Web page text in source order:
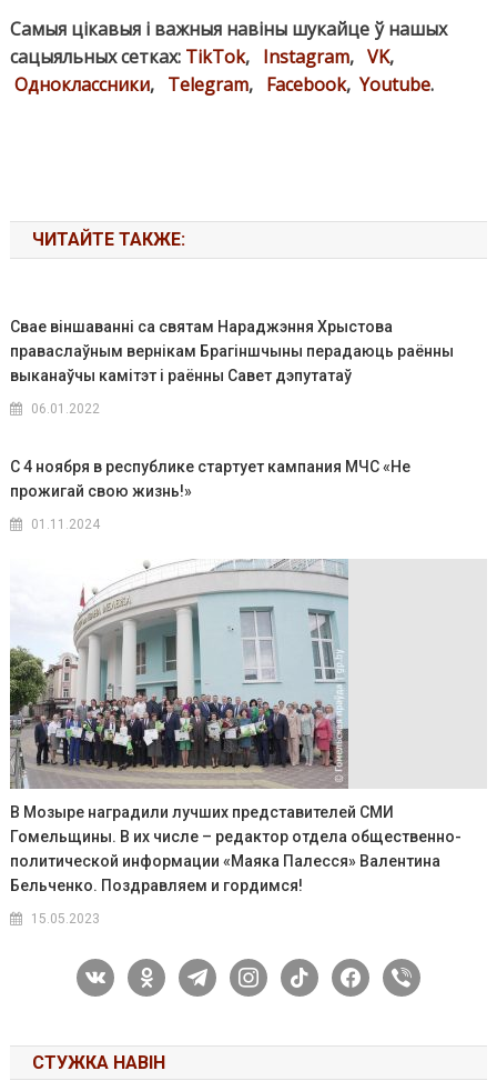
Самыя цікавыя і важныя навіны шукайце ў нашых
сацыяльных сетках: TikTok, Instagram, VK,
Одноклассники, Telegram, Facebook, Youtube.
ЧИТАЙТЕ ТАКЖЕ:
Свае віншаванні са святам Нараджэння Хрыстова
праваслаўным вернікам Брагіншчыны перадаюць раённы
выканаўчы камітэт і раённы Савет дэпутатаў
06.01.2022
С 4 ноября в республике стартует кампания МЧС «Не
прожигай свою жизнь!»
01.11.2024
В Мозыре наградили лучших представителей СМИ
Гомельщины. В их числе – редактор отдела общественно-
политической информации «Маяка Палесся» Валентина
Бельченко. Поздравляем и гордимся!
15.05.2023
vkontakteodnoklassniki
telegraminstagram
tiktok facebook
viber
СТУЖКА НАВІН